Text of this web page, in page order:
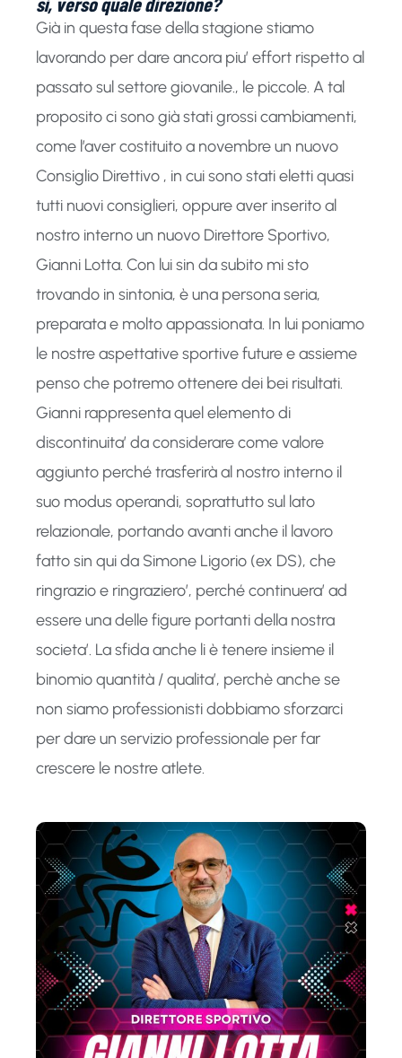
Già in questa fase della stagione stiamo
lavorando per dare ancora piu’ effort rispetto al
passato sul settore giovanile., le piccole. A tal
proposito ci sono già stati grossi cambiamenti,
come l’aver costituito a novembre un nuovo
Consiglio Direttivo , in cui sono stati eletti quasi
tutti nuovi consiglieri, oppure aver inserito al
nostro interno un nuovo Direttore Sportivo,
Gianni Lotta. Con lui sin da subito mi sto
trovando in sintonia, è una persona seria,
preparata e molto appassionata. In lui poniamo
le nostre aspettative sportive future e assieme
penso che potremo ottenere dei bei risultati.
Gianni rappresenta quel elemento di
discontinuita’ da considerare come valore
aggiunto perché trasferirà al nostro interno il
suo modus operandi, soprattutto sul lato
relazionale, portando avanti anche il lavoro
fatto sin qui da Simone Ligorio (ex DS), che
ringrazio e ringraziero’, perché continuera’ ad
essere una delle figure portanti della nostra
societa’. La sfida anche li è tenere insieme il
binomio quantità / qualita’, perchè anche se
non siamo professionisti dobbiamo sforzarci
per dare un servizio professionale per far
crescere le nostre atlete.